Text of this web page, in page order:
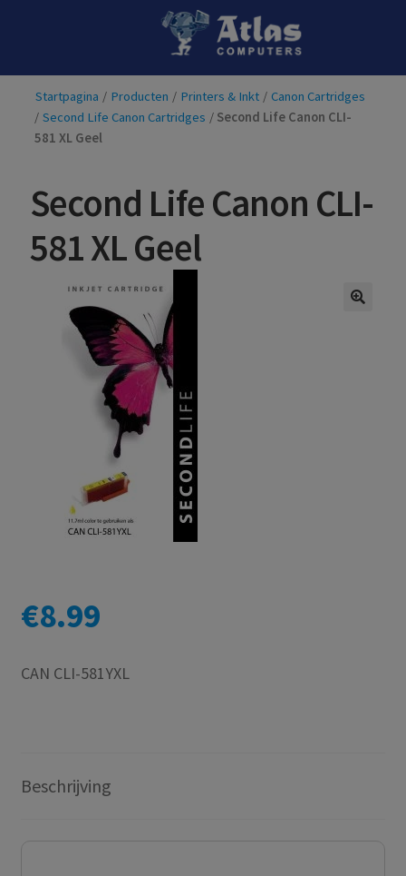
Ga
naar
navigatie
Ga
de
inhoud
Startpagina / Producten / Printers & Inkt / Canon Cartridges
/ Second Life Canon Cartridges / Second Life Canon CLI-
581 XL Geel
Second Life Canon CLI-
581 XL Geel
€8.99
CAN CLI-581YXL
Beschrijving